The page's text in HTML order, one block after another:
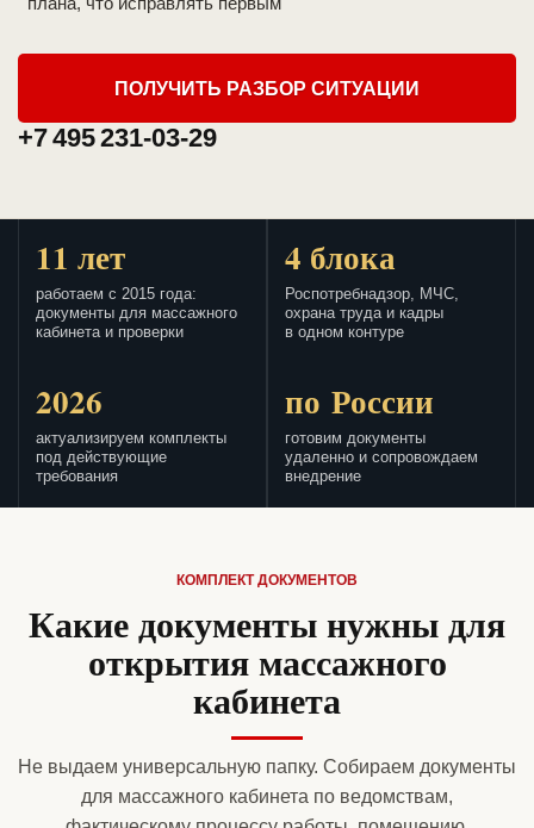
ПОЛУЧИТЬ РАЗБОР СИТУАЦИИ
+7 495 231-03-29
11 лет
работаем с 2015 года:
документы для массажного
кабинета и проверки
4 блока
Роспотребнадзор, МЧС,
охрана труда и кадры
в одном контуре
2026
актуализируем комплекты
под действующие
требования
по России
готовим документы
удаленно и сопровождаем
внедрение
КОМПЛЕКТ ДОКУМЕНТОВ
Какие документы нужны для
открытия массажного
кабинета
Не выдаем универсальную папку. Собираем документы
для массажного кабинета по ведомствам,